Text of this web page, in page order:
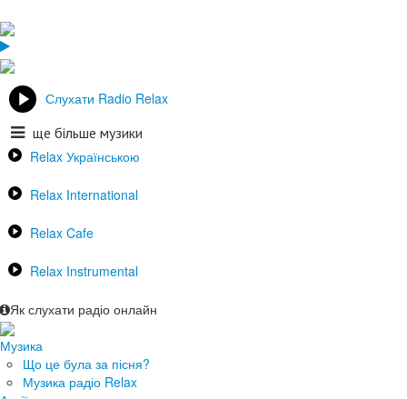
Слухати Radio Relax
ще більше музики
Relax Українською
Relax International
Relax Cafe
Relax Instrumental
Як слухати радіо онлайн
Музика
Що це була за пісня?
Музика радіо Relax